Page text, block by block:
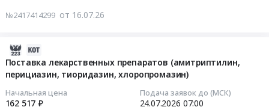
№2417414299 от 16.07.26
Поставка лекарственных препаратов (амитриптилин,
перициазин, тиоридазин, хлоропромазин)
Начальная цена
162 517 ₽
Подача заявок до (МСК)
24.07.2026 07:00